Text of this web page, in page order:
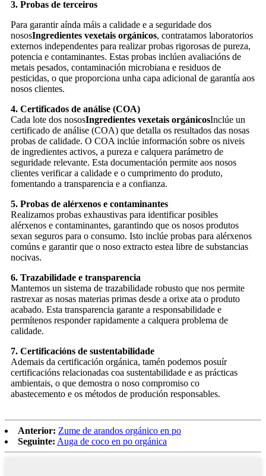
3. Probas de terceiros
Para garantir aínda máis a calidade e a seguridade dos
nososIngredientes vexetais orgánicos, contratamos laboratorios
externos independentes para realizar probas rigorosas de pureza,
potencia e contaminantes. Estas probas inclúen avaliacións de
metais pesados, contaminación microbiana e residuos de
pesticidas, o que proporciona unha capa adicional de garantía aos
nosos clientes.
4. Certificados de análise (COA)
Cada lote dos nososIngredientes vexetais orgánicosInclúe un
certificado de análise (COA) que detalla os resultados das nosas
probas de calidade. O COA inclúe información sobre os niveis
de ingredientes activos, a pureza e calquera parámetro de
seguridade relevante. Esta documentación permite aos nosos
clientes verificar a calidade e o cumprimento do produto,
fomentando a transparencia e a confianza.
5. Probas de alérxenos e contaminantes
Realizamos probas exhaustivas para identificar posibles
alérxenos e contaminantes, garantindo que os nosos produtos
sexan seguros para o consumo. Isto inclúe probas para alérxenos
comúns e garantir que o noso extracto estea libre de substancias
nocivas.
6. Trazabilidade e transparencia
Mantemos un sistema de trazabilidade robusto que nos permite
rastrexar as nosas materias primas desde a orixe ata o produto
acabado. Esta transparencia garante a responsabilidade e
permítenos responder rapidamente a calquera problema de
calidade.
7. Certificacións de sustentabilidade
Ademais da certificación orgánica, tamén podemos posuír
certificacións relacionadas coa sustentabilidade e as prácticas
ambientais, o que demostra o noso compromiso co
abastecemento e os métodos de produción responsables.
Anterior: Zume de arandos orgánico en po
Seguinte: Auga de coco en po orgánica